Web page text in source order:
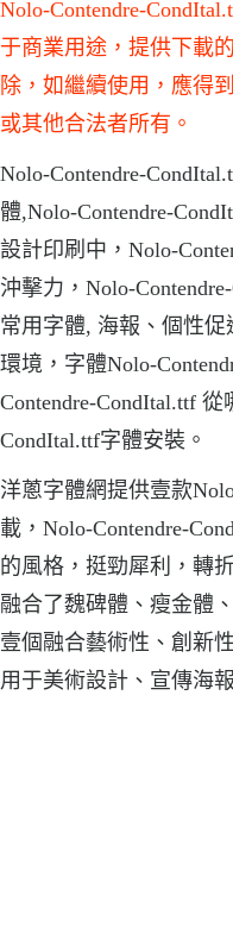
Nolo-Contendre-
于商業用途，提供下載
除，如繼續使用，應得
或其他合法者所有。
Nolo-Contendre-
體,Nolo-Contendre-
設計印刷中，Nolo-
沖擊力，Nolo-
常用字體, 海報、個性
環境，字體Nolo-
Contendre-CondItal.ttf
CondItal.ttf字體安裝。
洋蔥字體網提供壹款
載，Nolo-Contendre-
的風格，挺勁犀利，轉
融合了魏碑體、瘦金體
壹個融合藝術性、創新
用于美術設計、宣傳海